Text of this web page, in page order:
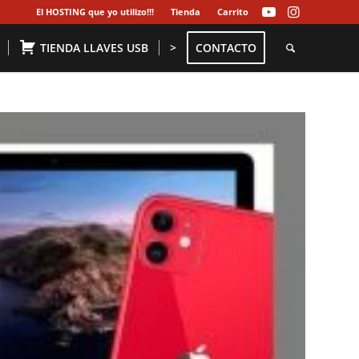
El HOSTING que yo utilizo!!! Tienda Carrito
TIENDA LLAVES USB > CONTACTO